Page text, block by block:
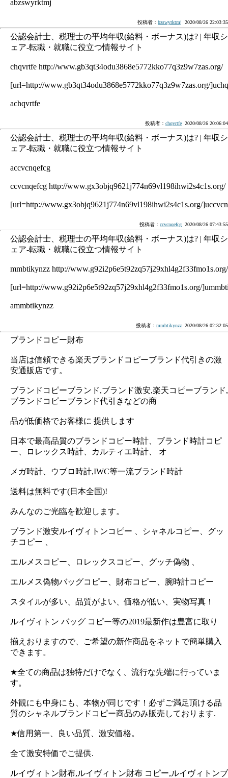
abzswyrktmj
投稿者： bzswyrktmj 2020/08/26 22:03:35
公認会計士、税理士の平均年収(給料・ボーナス)は? | 年収シ
ェア-転職・就職に役立つ情報サイト
chqvrtfe http://www.gb3qt34odu3868e5772kko77q3z9w7zas.org/
[url=http://www.gb3qt34odu3868e5772kko77q3z9w7zas.org/
achqvrtfe
投稿者： chqvrtfe 2020/08/26 20:06:04
公認会計士、税理士の平均年収(給料・ボーナス)は? | 年収シ
ェア-転職・就職に役立つ情報サイト
accvcnqefcg
ccvcnqefcg http://www.gx3objq9621j774n69vl198ihwi2s4c1s.org/
[url=http://www.gx3objq9621j774n69vl198ihwi2s4c1s.org/
投稿者： ccvcnqefcg 2020/08/26 07:43:55
公認会計士、税理士の平均年収(給料・ボーナス)は? | 年収シ
ェア-転職・就職に役立つ情報サイト
mmbtikynzz http://www.g92i2p6e5t92zq57j29xhl4g2f33fmo1s.org/
[url=http://www.g92i2p6e5t92zq57j29xhl4g2f33fmo1s.org/
ammbtikynzz
投稿者： mmbtikynzz 2020/08/26 02:32:05
ブランドコピー財布
当店は信頼できる楽天ブランドコピーブランド代引きの激
安通販店です。
ブランドコピーブランド,ブランド激安,楽天コピーブランド,
ブランドコピーブランド代引きなどの商
品が低価格でお客様に 提供します
日本で最高品質のブランドコピー時計、ブランド時計コピ
ー、ロレックス時計、カルティエ時計、 オ
メガ時計、ウブロ時計,IWC等一流ブランド時計
送料は無料です(日本全国)!
みんなのご光臨を歓迎します。
ブランド激安ルイヴィトンコピー 、シャネルコピー、グッ
チコピー 、
エルメスコピー、ロレックスコピー、グッチ偽物 、
エルメス偽物バッグコピー、財布コピー、腕時計コピー
スタイルが多い、品質がよい、価格が低い、実物写真！
ルイヴィトン バッグ コピー等の2019最新作は豊富に取り
揃えおりますので、ご希望の新作商品をネットで簡単購入
できます。
★全ての商品は独特だけでなく、流行な先端に行っていま
す。
外観にも中身にも、本物が同じです！必ずご満足頂ける品
質のシャネルブランドコピー商品のみ販売しております.
★信用第一、良い品質、激安価格。
全て激安特価でご提供.
ルイヴィトン財布,ルイヴィトン財布 コピー,ルイヴィトンブ